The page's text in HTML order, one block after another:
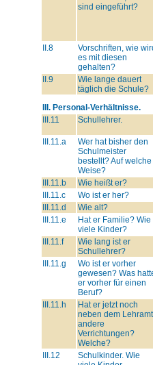
sind eingeführt?
II.8
Vorschriften, wie
es mit diesen
gehalten?
II.9
Wie lange dauert
täglich die Schule?
III. Personal-Verhältnisse.
III.11
Schullehrer.
III.11.a
Wer hat bisher den
Schulmeister
bestellt? Auf welche
Weise?
III.11.b
Wie heißt er?
III.11.c
Wo ist er her?
III.11.d
Wie alt?
III.11.e
Hat er Familie? Wie
viele Kinder?
III.11.f
Wie lang ist er
Schullehrer?
III.11.g
Wo ist er vorher
gewesen? Was
er vorher für einen
Beruf?
III.11.h
Hat er jetzt noch
neben dem
andere
Verrichtungen?
Welche?
III.12
Schulkinder. Wie